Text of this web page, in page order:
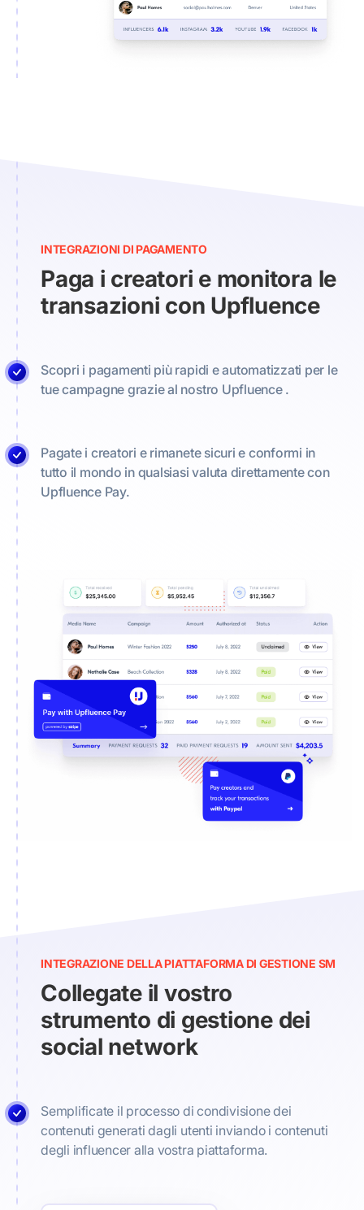
INTEGRAZIONI DI PAGAMENTO
Paga i creatori e monitora le
transazioni con Upfluence
Scopri i pagamenti più rapidi e automatizzati per le
tue campagne grazie al nostro Upfluence .
Pagate i creatori e rimanete sicuri e conformi in
tutto il mondo in qualsiasi valuta direttamente con
Upfluence Pay.
INTEGRAZIONE DELLA PIATTAFORMA DI GESTIONE SM
Collegate il vostro
strumento di gestione dei
social network
Semplificate il processo di condivisione dei
contenuti generati dagli utenti inviando i contenuti
degli influencer alla vostra piattaforma.